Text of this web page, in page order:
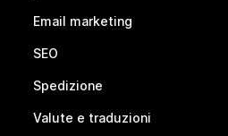
Email marketing
SEO
Spedizione
Valute e traduzioni